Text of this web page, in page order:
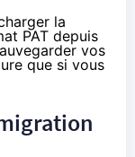
la
PAT depuis
vos
que si vous